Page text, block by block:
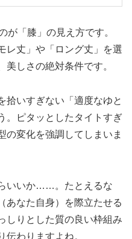
が「膝」の見え方です。
レ丈」や「ロング丈」を選
しさの絶対条件です。
拾いすぎない「適度なゆと
。ピタッとしたタイトすぎ
の変化を強調してしまいま
いいか……。たとえるな
あなた自身）を際立たせる
しりとした質の良い枠組み
伝わりますよね。